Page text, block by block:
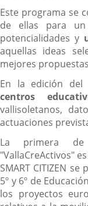
Este programa se
de ellas para un
potencialidades y
aquellas ideas
mejores
En la edición del
centros
vallisoletanos,
actuaciones
La primera de
"VallaCreActivos"
SMART CITIZEN
5º y 6º de
los proyectos